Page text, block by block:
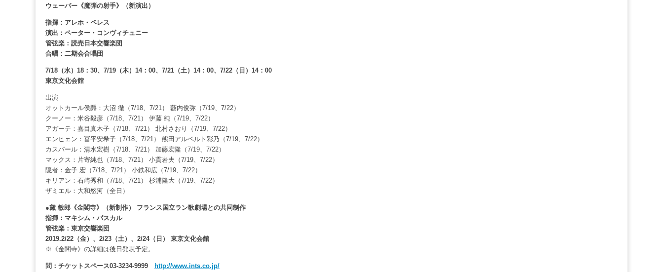
ウェーバー《魔弾の射手》（新演出）
指揮：アレホ・ペレス
演出：ペーター・コンヴィチュニー
管弦楽：読売日本交響楽団
合唱：二期会合唱団
7/18（水）18：30、7/19（木）14：00、7/21（土）14：00、7/22（日）14：00
東京文化会館
出演
オットカール侯爵：大沼 徹（7/18、7/21） 藪内俊弥（7/19、7/22）
クーノー：米谷毅彦（7/18、7/21） 伊藤 純（7/19、7/22）
アガーテ：嘉目真木子（7/18、7/21） 北村さおり（7/19、7/22）
エンヒェン：冨平安希子（7/18、7/21） 熊田アルベルト彩乃（7/19、7/22）
カスパール：清水宏樹（7/18、7/21） 加藤宏隆（7/19、7/22）
マックス：片寄純也（7/18、7/21） 小貫岩夫（7/19、7/22）
隠者：金子 宏（7/18、7/21） 小鉄和広（7/19、7/22）
キリアン：石崎秀和（7/18、7/21） 杉浦隆大（7/19、7/22）
ザミエル：大和悠河（全日）
●黛 敏郎《金閣寺》（新制作） フランス国立ラン歌劇場との共同制作
指揮：マキシム・パスカル
管弦楽：東京交響楽団
2019.2/22（金）、2/23（土）、2/24（日） 東京文化会館
※《金閣寺》の詳細は後日発表予定。
問：チケットスペース03-3234-9999
http://www.ints.co.jp/